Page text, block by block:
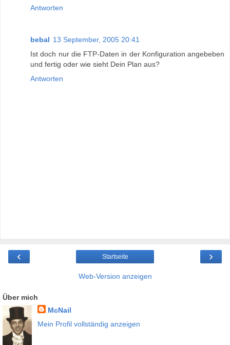
Antworten
bebal 13 September, 2005 20:41
Ist doch nur die FTP-Daten in der Konfiguration angebeben
und fertig oder wie sieht Dein Plan aus?
Antworten
‹ ›
Startseite
Web-Version anzeigen
Über mich
McNail
Mein Profil vollständig anzeigen